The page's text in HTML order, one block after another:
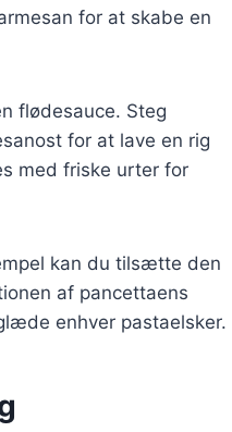
for at skabe en
flødesauce. Steg
for at lave en rig
med friske urter for
kan du tilsætte den
af pancettaens
enhver pastaelsker.